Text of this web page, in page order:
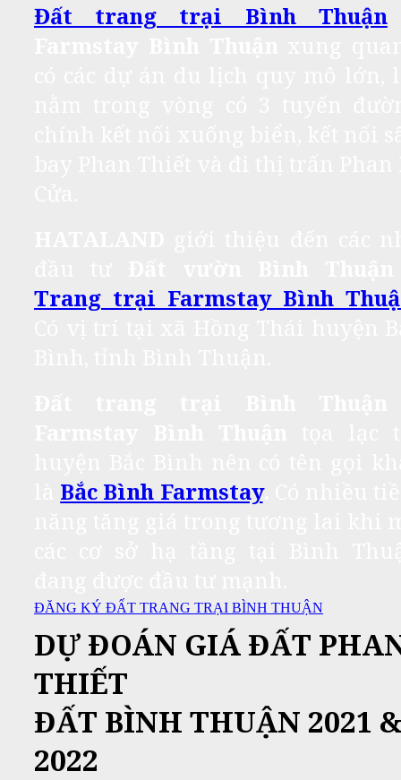
Đất trang trại Bình Thuận
Trang trại Farmstay Bình
Bắc Bình Farmstay.
ĐĂNG KÝ ĐẤT TRANG TRẠI BÌNH THUẬN
DỰ ĐOÁN GIÁ ĐẤT
THIẾT
ĐẤT BÌNH THUẬN 2021
2022